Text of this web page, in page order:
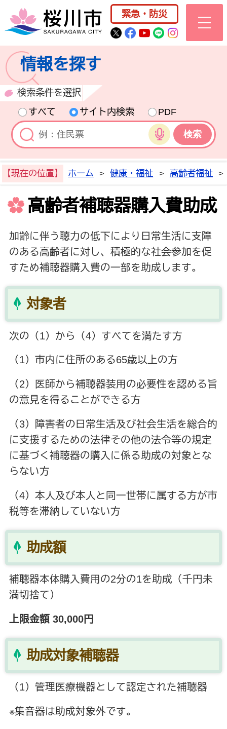
桜川市公式ホー
緊急・防災
桜川市公式Twitter
桜川市公式
桜川市公式
桜川市公式
情報を探す
検索条件を選択
すべて
サイト内検索
PDF
音声検索
【現在の位置】 ホーム > 健康・福祉 > 高齢者福祉 >
高齢者補聴器購入費助成
加齢に伴う聴力の低下により日常生活に支障
のある高齢者に対し、積極的な社会参加を促
すため補聴器購入費の一部を助成します。
対象者
次の（1）から（4）すべてを満たす方
（1）市内に住所のある65歳以上の方
（2）医師から補聴器装用の必要性を認める旨
の意見を得ることができる方
（3）障害者の日常生活及び社会生活を総合的
に支援するための法律その他の法令等の規定
に基づく補聴器の購入に係る助成の対象とな
らない方
（4）本人及び本人と同一世帯に属する方が市
税等を滞納していない方
助成額
補聴器本体購入費用の2分の1を助成（千円未
満切捨て）
上限金額 30,000円
助成対象補聴器
（1）管理医療機器として認定された補聴器
※集音器は助成対象外です。